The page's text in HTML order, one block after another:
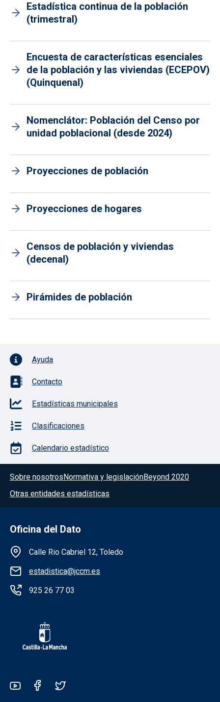
Estadística continua de la población
(trimestral)
Encuesta de características esenciales
de la población y las viviendas (ECEPOV)
(Quinquenal)
Nomenclátor: Población del Censo por
unidad poblacional (desde 2024)
Proyecciones de población
Proyecciones de hogares
Censos de población y viviendas
(decenal)
Pirámides de población
Pie de página con iconos
Ayuda
Contacto
Estadísticas municipales
Clasificaciones
Calendario estadístico
Menú del pie
Sobre nosotros Normativa y legislaciónBeyond 2020
Otras entidades estadísticas
Oficina del Dato
Información de la institución
Calle Rio Cabriel 12, Toledo
estadistica@jccm.es
925 26 77 03
Redes sociales JCCM